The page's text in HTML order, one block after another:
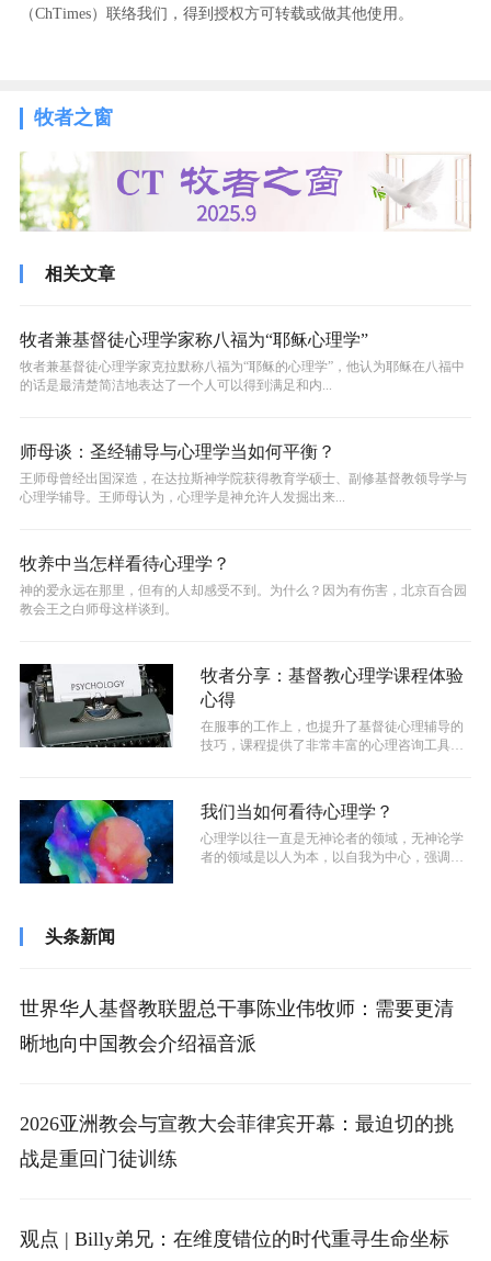
（ChTimes）联络我们，得到授权方可转载或做其他使用。
牧者之窗
相关文章
牧者兼基督徒心理学家称八福为“耶稣心理学”
牧者兼基督徒心理学家克拉默称八福为“耶稣的心理学”，他认为耶稣在八福中
的话是最清楚简洁地表达了一个人可以得到满足和内...
师母谈：圣经辅导与心理学当如何平衡？
王师母曾经出国深造，在达拉斯神学院获得教育学硕士、副修基督教领导学与
心理学辅导。王师母认为，心理学是神允许人发掘出来...
牧养中当怎样看待心理学？
神的爱永远在那里，但有的人却感受不到。为什么？因为有伤害，北京百合园
教会王之白师母这样谈到。
牧者分享：基督教心理学课程体验
心得
在服事的工作上，也提升了基督徒心理辅导的
技巧，课程提供了非常丰富的心理咨询工具。
我们当如何看待心理学？
心理学以往一直是无神论者的领域，无神论学
者的领域是以人为本，以自我为中心，强调发
头条新闻
世界华人基督教联盟总干事陈业伟牧师：需要更清
晰地向中国教会介绍福音派
2026亚洲教会与宣教大会菲律宾开幕：最迫切的挑
战是重回门徒训练
观点 | Billy弟兄：在维度错位的时代重寻生命坐标